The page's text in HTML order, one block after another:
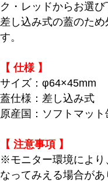
ク・レッドからお選び
差し込み式の蓋のた
す。
【 仕様 】
サイズ：φ64×45mm
蓋仕様：差し込み式
原産国：ソフトマッ
【 注意事項 】
※モニター環境により
なってみえる場合があ